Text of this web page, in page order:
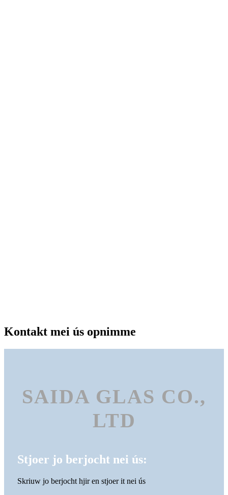
Kontakt mei ús opnimme
SAIDA GLAS CO.,
LTD
Stjoer jo berjocht nei ús:
Skriuw jo berjocht hjir en stjoer it nei ús